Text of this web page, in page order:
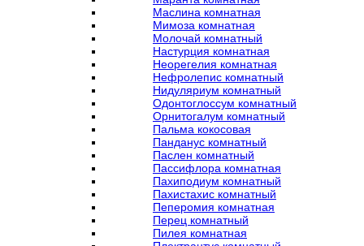
Маслина комнатная
Мимоза комнатная
Молочай комнатный
Настурция комнатная
Неорегелия комнатная
Нефролепис комнатный
Нидуляриум комнатный
Одонтоглоссум комнатный
Орнитогалум комнатный
Пальма кокосовая
Панданус комнатный
Паслен комнатный
Пассифлора комнатная
Пахиподиум комнатный
Пахистахис комнатный
Пеперомия комнатная
Перец комнатный
Пилея комнатная